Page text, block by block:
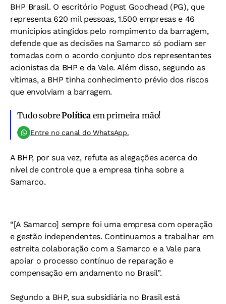
BHP Brasil. O escritório Pogust Goodhead (PG), que
representa 620 mil pessoas, 1.500 empresas e 46
municípios atingidos pelo rompimento da barragem,
defende que as decisões na Samarco só podiam ser
tomadas com o acordo conjunto dos representantes
acionistas da BHP e da Vale. Além disso, segundo as
vítimas, a BHP tinha conhecimento prévio dos riscos
que envolviam a barragem.
Tudo sobrePolítica em primeira mão!
Entre no canal do WhatsApp.
A BHP, por sua vez, refuta as alegações acerca do
nível de controle que a empresa tinha sobre a
Samarco.
“[A Samarco] sempre foi uma empresa com operação
e gestão independentes. Continuamos a trabalhar em
estreita colaboração com a Samarco e a Vale para
apoiar o processo contínuo de reparação e
compensação em andamento no Brasil”.
Segundo a BHP, sua subsidiária no Brasil está